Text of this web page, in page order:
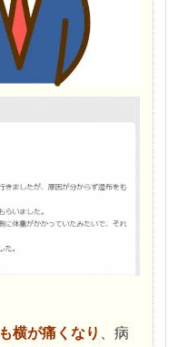
横が痛くなり
、病